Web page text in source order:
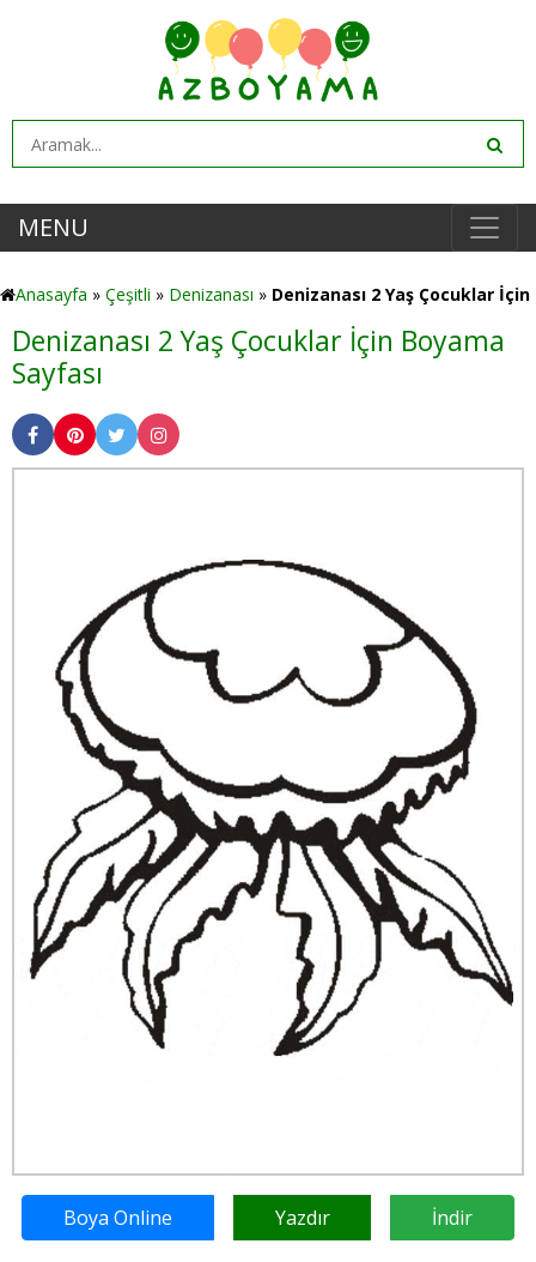
MENU
Anasayfa » Çeşitli » Denizanası » Denizanası 2 Yaş Çocuklar İçin
Denizanası 2 Yaş Çocuklar İçin Boyama
Sayfası
Boya Online Yazdır İndir